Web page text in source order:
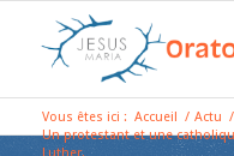
Vous êtes ici : Accueil / Actu /
Un protestant et une